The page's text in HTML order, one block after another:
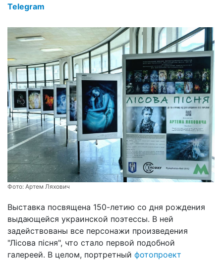
Telegram
Фото: Артем Ляхович
Выставка посвящена 150-летию со дня рождения
выдающейся украинской поэтессы. В ней
задействованы все персонажи произведения
"Лісова пісня", что стало первой подобной
галереей. В целом, портретный фотопроект